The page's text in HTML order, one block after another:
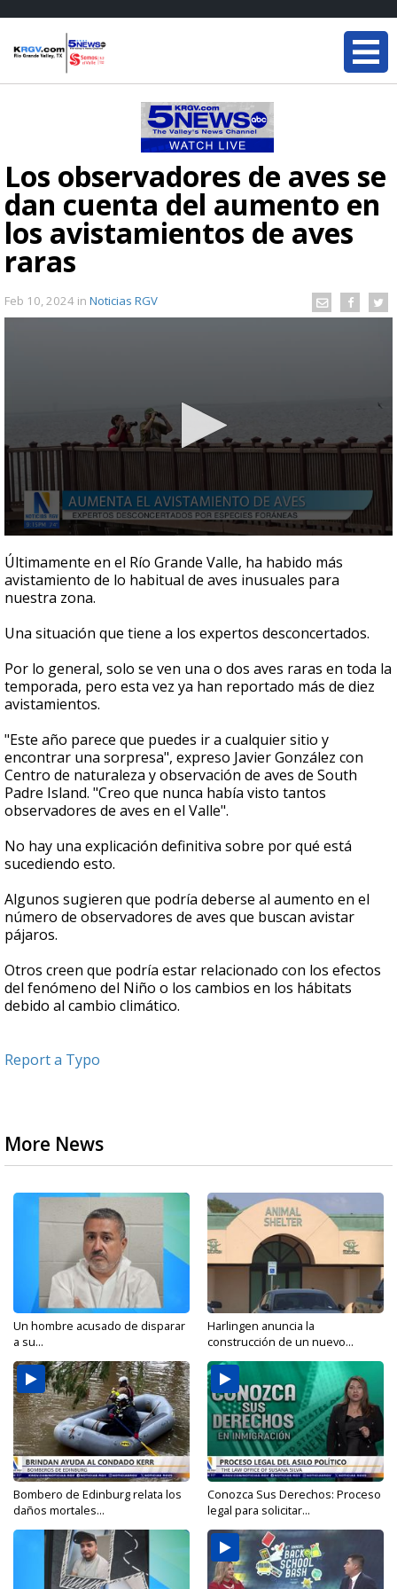
Los observadores de aves se
dan cuenta del aumento en
los avistamientos de aves
raras
Feb 10, 2024 in Noticias RGV
seconds
of
50
seconds
Últimamente en el Río Grande Valle, ha habido más
avistamiento de lo habitual de aves inusuales para
nuestra zona.
Una situación que tiene a los expertos desconcertados.
Por lo general, solo se ven una o dos aves raras en toda la
temporada, pero esta vez ya han reportado más de diez
avistamientos.
"Este año parece que puedes ir a cualquier sitio y
encontrar una sorpresa", expreso Javier González con
Centro de naturaleza y observación de aves de South
Padre Island. "Creo que nunca había visto tantos
observadores de aves en el Valle".
No hay una explicación definitiva sobre por qué está
sucediendo esto.
Algunos sugieren que podría deberse al aumento en el
número de observadores de aves que buscan avistar
pájaros.
Otros creen que podría estar relacionado con los efectos
del fenómeno del Niño o los cambios en los hábitats
debido al cambio climático.
Report a Typo
More News
Un hombre acusado de disparar
a su...
Harlingen anuncia la
construcción de un nuevo...
Bombero de Edinburg relata los
daños mortales...
Conozca Sus Derechos: Proceso
legal para solicitar...